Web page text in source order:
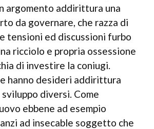
argomento addirittura una
da governare, che razza di
tensioni ed discussioni furbo
ricciolo e propria ossessione
di investire la coniugi.
hanno desideri addirittura
diversi. Come
ebbene ad esempio
ad insecable soggetto che